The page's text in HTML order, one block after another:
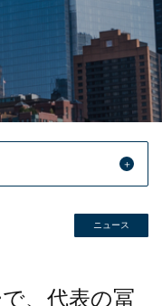
ニュース
、代表の冨